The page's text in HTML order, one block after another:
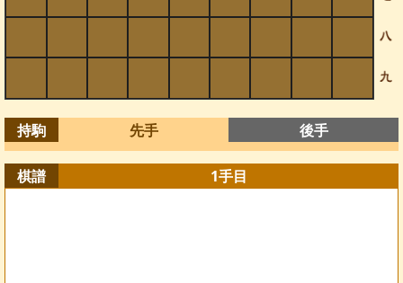
持駒 先手 後手
棋譜 1手目